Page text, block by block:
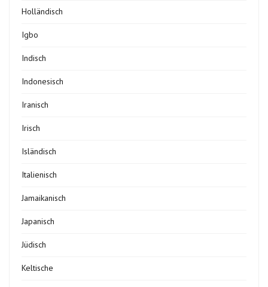
Holländisch
Igbo
Indisch
Indonesisch
Iranisch
Irisch
Isländisch
Italienisch
Jamaikanisch
Japanisch
Jüdisch
Keltische